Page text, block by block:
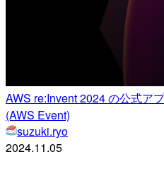
AWS re:Invent 2024 の公式ア
(AWS Event)
suzuki.ryo
2024.11.05